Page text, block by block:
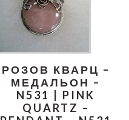
РОЗОВ КВАРЦ –
МЕДАЛЬОН –
N531 | PINK
QUARTZ –